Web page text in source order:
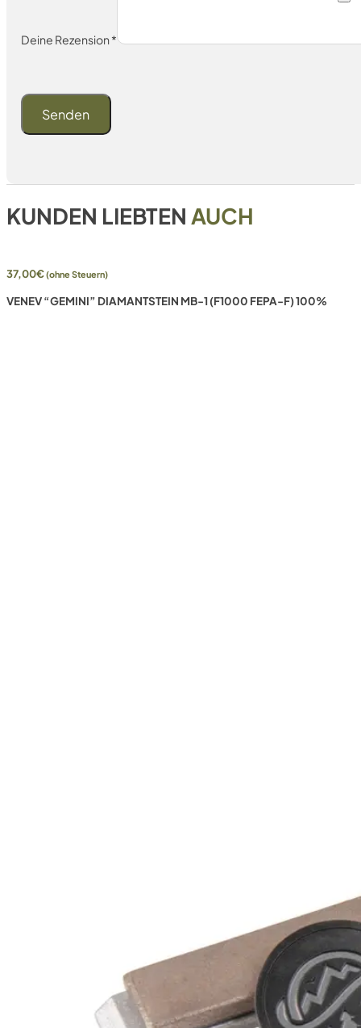
Deine Rezension*
KUNDEN LIEBTEN AUCH
37,00€(ohne Steuern)
VENEV “GEMINI” DIAMANTSTEIN MB-1 (F1000 FEPA-F) 100%